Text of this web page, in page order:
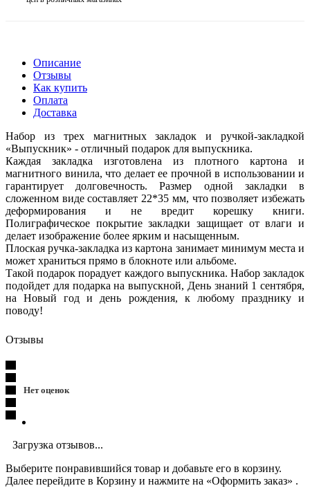
Описание
Отзывы
Как купить
Оплата
Доставка
Набор из трех магнитных закладок и ручкой-закладкой
«Выпускник» - отличный подарок для выпускника.
Каждая закладка изготовлена из плотного картона и
магнитного винила, что делает ее прочной в использовании и
гарантирует долговечность. Размер одной закладки в
сложенном виде составляет 22*35 мм, что позволяет избежать
деформирования и не вредит корешку книги.
Полиграфическое покрытие закладки защищает от влаги и
делает изображение более ярким и насыщенным.
Плоская ручка-закладка из картона занимает минимум места и
может храниться прямо в блокноте или альбоме.
Такой подарок порадует каждого выпускника. Набор закладок
подойдет для подарка на выпускной, День знаний 1 сентября,
на Новый год и день рождения, к любому празднику и
поводу!
Отзывы
Нет оценок
Загрузка отзывов...
Выберите понравившийся товар и добавьте его в корзину.
Далее перейдите в Корзину и нажмите на «Оформить заказ» .